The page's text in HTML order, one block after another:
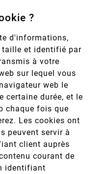
?
d'informations,
taille et identifié par
à votre
sur lequel vous
web le
certaine durée, et le
chaque fois que
Les cookies ont
peuvent servir à
client auprès
courant de
identifiant